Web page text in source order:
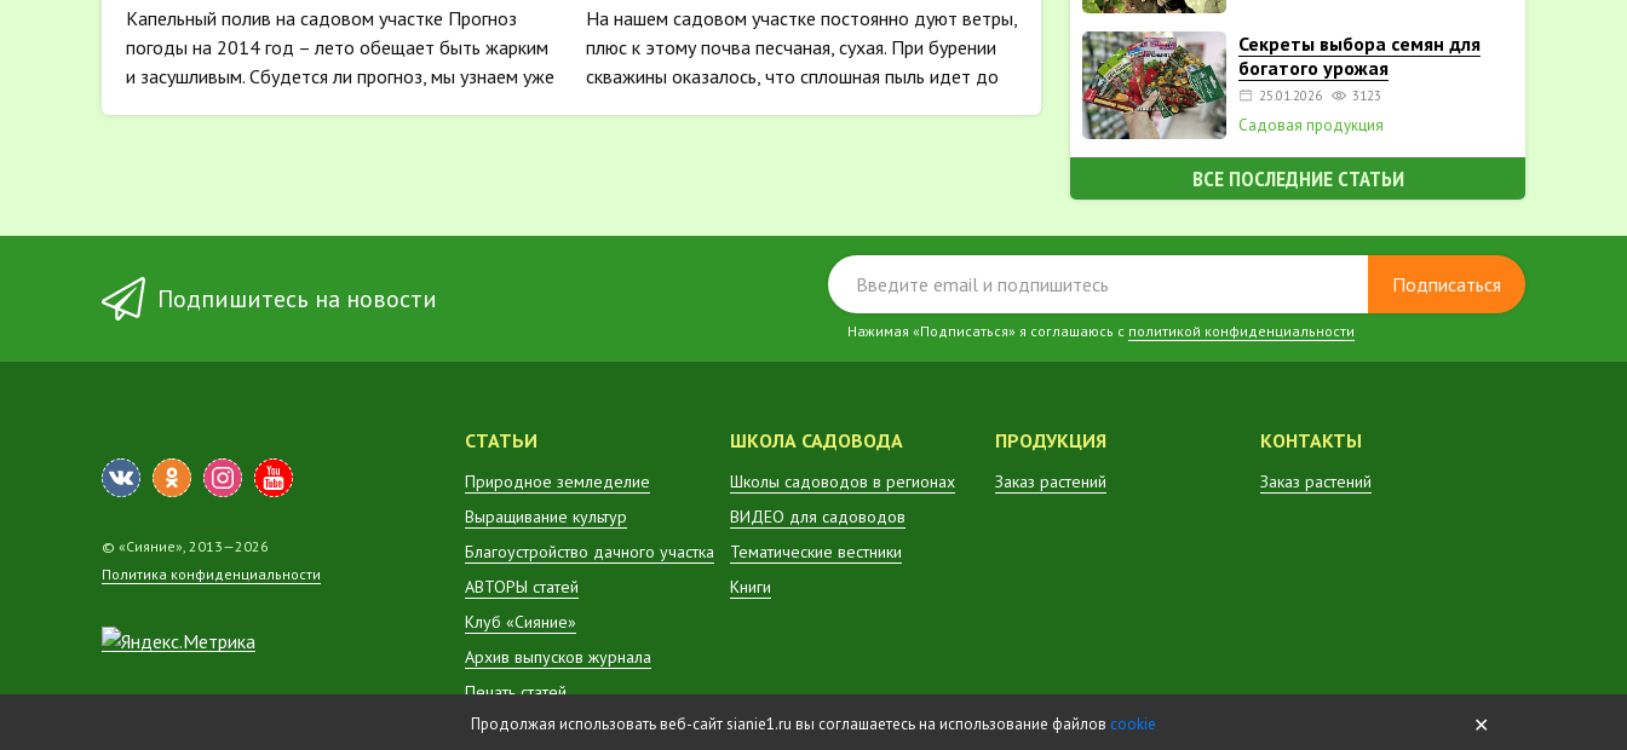
Капельный полив на садовом участке Прогноз
погоды на 2014 год – лето обещает быть жарким
и засушливым. Сбудется ли прогноз, мы узнаем уже
На нашем садовом участке постоянно дуют ветры,
плюс к этому почва песчаная, сухая. При бурении
скважины оказалось, что сплошная пыль идет до
Секреты выбора семян для
богатого урожая
25.01.2026 3123
Садовая продукция
ВСЕ ПОСЛЕДНИЕ СТАТЬИ
Подпишитесь на новости Подписаться
Нажимая «Подписаться» я соглашаюсь с политикой конфиденциальности
© «Сияние», 2013—2026
Политика конфиденциальности
СТАТЬИ
Природное земледелие
Выращивание культур
Благоустройство дачного участка
АВТОРЫ статей
Клуб «Сияние»
Архив выпусков журнала
Печать статей
ШКОЛА САДОВОДА
Школы садоводов в регионах
ВИДЕО для садоводов
Тематические вестники
Книги
ПРОДУКЦИЯ
Заказ растений
КОНТАКТЫ
Заказ растений
✕
Продолжая использовать веб-сайт sianie1.ru вы соглашаетесь на использование файлов cookie